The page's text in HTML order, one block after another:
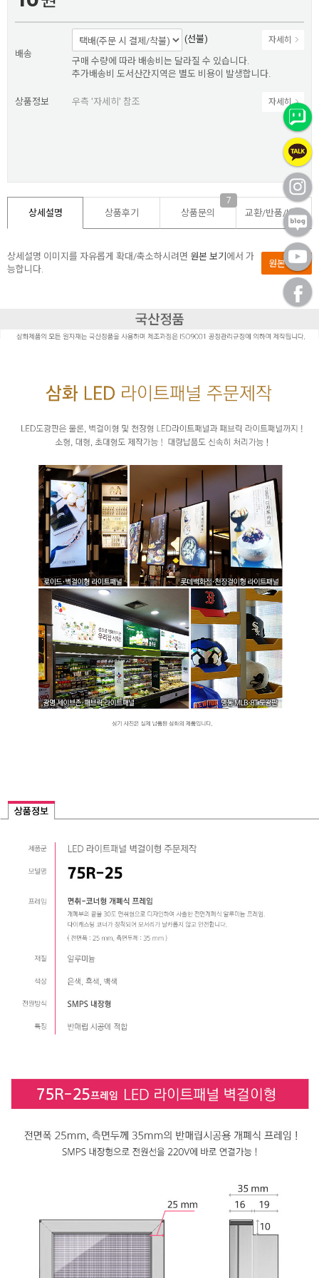
* 본 이미지는 프레임 사이즈 계산을 위한 샘플 이미지입니다.
* 가로(W) X 세로(H) / 기재 사이즈 단위 mm 프레임 사이즈 자
1. 프레임 전면폭 선택
2. 프레임 외곽 사이즈 X
3. 이미지 출력 사이즈 X
4. 보이는 화면 사이즈 X
* 프레임 외곽 사이즈를 기입하면 [이미지 및 보이는 화면 사이
즈] 자동으로 계산됩니다.
배송
(선불) 자세히
구매 수량에 따라 배송비는 달라질 수 있습니다.
추가배송비 도서산간지역은 별도 비용이 발생합니다.
상품정보 우측 '자세히' 참조 자세히
상세설명 상품후기 상품문의
7
교환/반품/배송
상세설명 이미지를 자유롭게 확대/축소하시려면 원본 보기 에서 가
능합니다.
원본 보기